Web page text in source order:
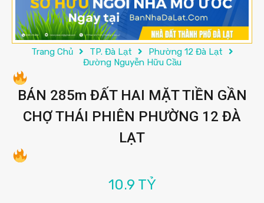
Trang Chủ TP. Đà Lạt
Phường 12 Đà Lạt
Đường Nguyễn Hữu Cầu
BÁN 285m ĐẤT HAI MẶT TIỀN GẦN
CHỢ THÁI PHIÊN PHƯỜNG 12 ĐÀ
LẠT
10.9 TỶ